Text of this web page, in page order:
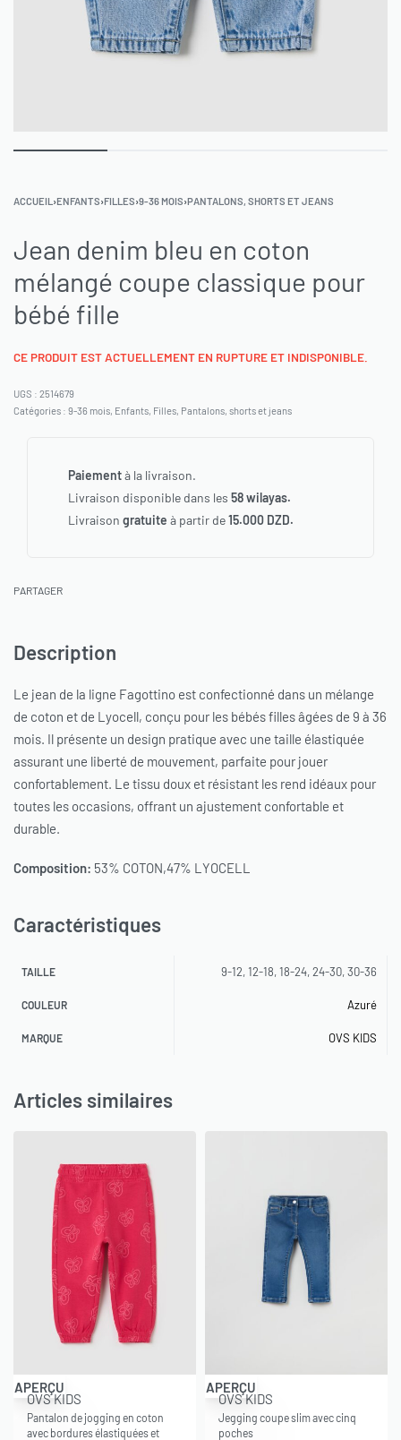
ACCUEIL ›ENFANTS›FILLES›9-36 MOIS›PANTALONS, SHORTS ET JEANS
Jean denim bleu en coton
mélangé coupe classique pour
bébé fille
CE PRODUIT EST ACTUELLEMENT EN RUPTURE ET INDISPONIBLE.
2514679
Catégories : 9-36 mois, Enfants, Filles, Pantalons, shorts et jeans
Paiementà la livraison.
Livraison disponible dans les 58 wilayas.
Livraison gratuite à partir de15.000 DZD.
PARTAGER
Description
Le jean de la ligne Fagottino est confectionné dans un mélange
de coton et de Lyocell, conçu pour les bébés filles âgées de 9 à 36
mois. Il présente un design pratique avec une taille élastiquée
assurant une liberté de mouvement, parfaite pour jouer
confortablement. Le tissu doux et résistant les rend idéaux pour
toutes les occasions, offrant un ajustement confortable et
durable.
Composition: 53% COTON,47% LYOCELL
Caractéristiques
TAILLE 9-12, 12-18, 18-24, 24-30, 30-36
COULEUR Azuré
MARQUE OVS KIDS
Articles similaires
-50% OFF
APERÇU
OVS KIDS
Pantalon de jogging en coton
avec bordures élastiquées et
-50% OFF
APERÇU
OVS KIDS
Jegging coupe slim avec cinq
poches